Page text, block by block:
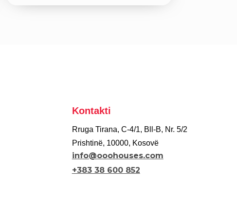
Kontakti
Rruga Tirana, C-4/1, Bll-B, Nr. 5/2
Prishtinë, 10000, Kosovë
info@ooohouses.com
+383 38 600 852